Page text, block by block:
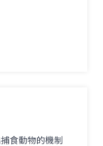
食動物的機制